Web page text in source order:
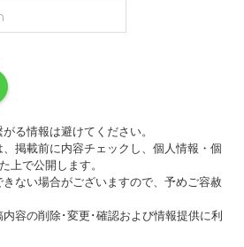
る情報は避けてください。
掲載前に内容チェックし、個人情報・個
上で公開します。
ない場合がございますので、予めご容赦
容の削除･変更･確認および情報提供に利